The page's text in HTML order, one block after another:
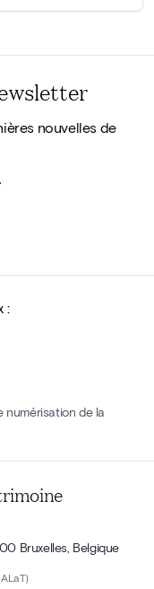
nouvelles de
:
numérisation de la
Bruxelles, Belgique